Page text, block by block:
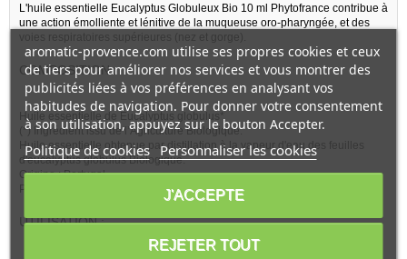
L'huile essentielle Eucalyptus Globuleux Bio 10 ml Phytofrance contribue à
une action émolliente et lénitive de la muqueuse oro-pharyngée, et des
voies respiratoires supérieures (nez et gorge).
COMPOSITION :
Huile essentielle de Eucalyptus globulus*
(*) Ingrédient issu de l’Agriculture Biologique.
Huile essentielle obtenue par distillation à la vapeur d'eau des feuilles
d'eucalyptus globulus Biologique.
Origine : Portugal
Présence d'allergènes : Géraniol, Limonène, Linalol
UTILISATION :
aromatic-provence.com utilise ses propres cookies et ceux
de tiers pour améliorer nos services et vous montrer des
publicités liées à vos préférences en analysant vos
habitudes de navigation. Pour donner votre consentement
à son utilisation, appuyez sur le bouton Accepter.
Politique de cookies Personnaliser les cookies
REJETER TOUT
J'ACCEPTE